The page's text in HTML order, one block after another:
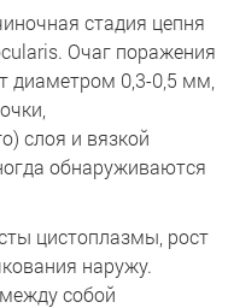
стадия цепня
Очаг поражения
диаметром 0,3-0,5 мм,
слоя и вязкой
обнаруживаются
цистоплазмы, рост
наружу.
собой